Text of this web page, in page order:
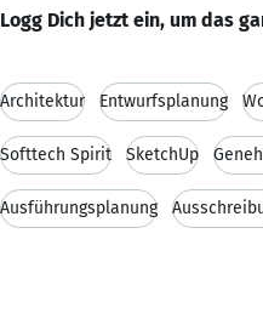
Logg Dich jetzt ein, um das
Architektur Entwurfsplanung
Softtech Spirit SketchUp
Ausführungsplanung